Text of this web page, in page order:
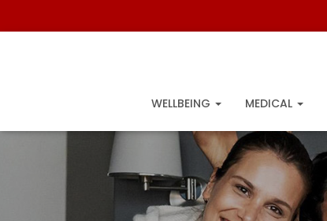
WELLBEING MEDICAL